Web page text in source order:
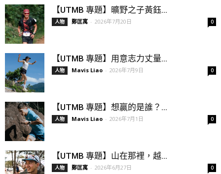
【UTMB 專題】曠野之子黃鈺...
人物 鄭匡寓 - 2026年7月20日 0
【UTMB 專題】用意志力丈量...
人物 Mavis Liao - 2026年7月9日 0
【UTMB 專題】想贏的是誰？...
人物 Mavis Liao - 2026年7月1日 0
【UTMB 專題】山在那裡，越...
人物 鄭匡寓 - 2026年6月27日 0